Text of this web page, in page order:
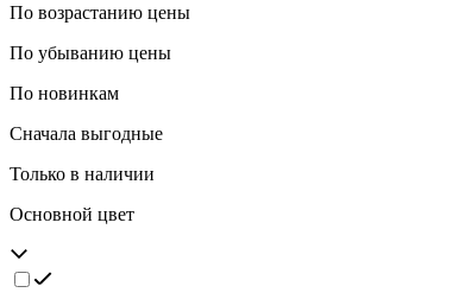
По возрастанию цены
По убыванию цены
По новинкам
Сначала выгодные
Только в наличии
Основной цвет